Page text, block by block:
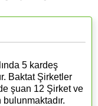
5 kardeş
Baktat Şirketler
şuan 12 Şirket ve
bulunmaktadır.